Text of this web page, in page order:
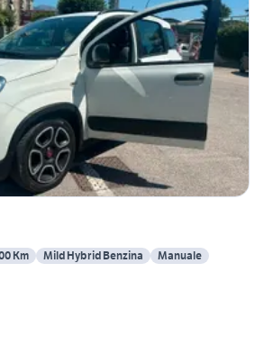
Km Mild Hybrid Benzina
Manuale